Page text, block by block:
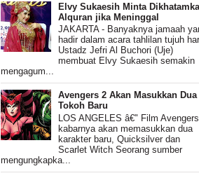
Elvy Sukaesih Minta
Alquran jika Meninggal
JAKARTA - Banyaknya jamaah
hadir dalam acara tahlilan tujuh
Ustadz Jefri Al Buchori (Uje)
membuat Elvy Sukaesih semakin
mengagum...
Avengers 2 Akan Masukkan Dua
Tokoh Baru
LOS ANGELES â€" Film
kabarnya akan memasukkan dua
karakter baru, Quicksilver dan
Scarlet Witch Seorang sumber
mengungkapka...